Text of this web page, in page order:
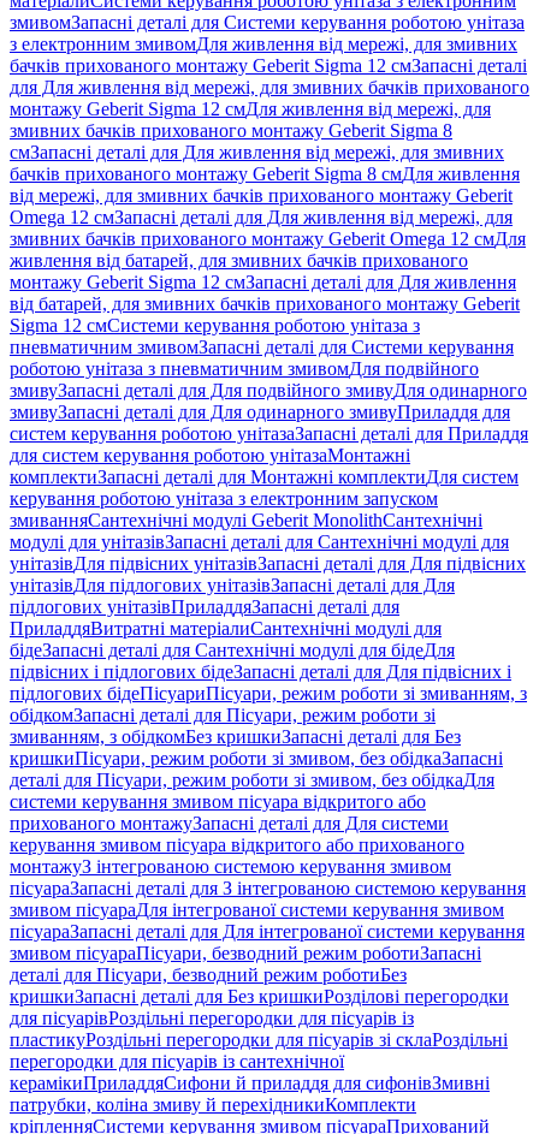
змивомЗапасні деталі для Системи керування роботою унітаза
з електронним змивомДля живлення від мережі, для змивних
бачків прихованого монтажу Geberit Sigma 12 смЗапасні деталі
для Для живлення від мережі, для змивних бачків прихованого
монтажу Geberit Sigma 12 смДля живлення від мережі, для
змивних бачків прихованого монтажу Geberit Sigma 8
смЗапасні деталі для Для живлення від мережі, для змивних
бачків прихованого монтажу Geberit Sigma 8 смДля живлення
від мережі, для змивних бачків прихованого монтажу Geberit
Omega 12 смЗапасні деталі для Для живлення від мережі, для
змивних бачків прихованого монтажу Geberit Omega 12 смДля
живлення від батарей, для змивних бачків прихованого
монтажу Geberit Sigma 12 смЗапасні деталі для Для живлення
від батарей, для змивних бачків прихованого монтажу Geberit
Sigma 12 смСистеми керування роботою унітаза з
пневматичним змивомЗапасні деталі для Системи керування
роботою унітаза з пневматичним змивомДля подвійного
змивуЗапасні деталі для Для подвійного змивуДля одинарного
змивуЗапасні деталі для Для одинарного змивуПриладдя для
систем керування роботою унітазаЗапасні деталі для Приладдя
для систем керування роботою унітазаМонтажні
комплектиЗапасні деталі для Монтажні комплектиДля систем
керування роботою унітаза з електронним запуском
змиванняСантехнічні модулі Geberit MonolithСантехнічні
модулі для унітазівЗапасні деталі для Сантехнічні модулі для
унітазівДля підвісних унітазівЗапасні деталі для Для підвісних
унітазівДля підлогових унітазівЗапасні деталі для Для
підлогових унітазівПриладдяЗапасні деталі для
ПриладдяВитратні матеріалиСантехнічні модулі для
бідеЗапасні деталі для Сантехнічні модулі для бідеДля
підвісних і підлогових бідеЗапасні деталі для Для підвісних і
підлогових бідеПісуариПісуари, режим роботи зі змиванням, з
обідкомЗапасні деталі для Пісуари, режим роботи зі
змиванням, з обідкомБез кришкиЗапасні деталі для Без
кришкиПісуари, режим роботи зі змивом, без обідкаЗапасні
деталі для Пісуари, режим роботи зі змивом, без обідкаДля
системи керування змивом пісуара відкритого або
прихованого монтажуЗапасні деталі для Для системи
керування змивом пісуара відкритого або прихованого
монтажуЗ інтегрованою системою керування змивом
пісуараЗапасні деталі для З інтегрованою системою керування
змивом пісуараДля інтегрованої системи керування змивом
пісуараЗапасні деталі для Для інтегрованої системи керування
змивом пісуараПісуари, безводний режим роботиЗапасні
деталі для Пісуари, безводний режим роботиБез
кришкиЗапасні деталі для Без кришкиРозділові перегородки
для пісуарівРоздільні перегородки для пісуарів із
пластикуРоздільні перегородки для пісуарів зі склаРоздільні
перегородки для пісуарів із сантехнічної
керамікиПриладдяСифони й приладдя для сифонівЗмивні
патрубки, коліна змиву й перехідникиКомплекти
кріпленняСистеми керування змивом пісуараПрихований